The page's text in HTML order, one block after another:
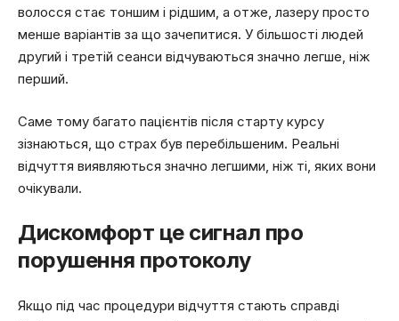
волосся стає тоншим і рідшим, а отже, лазеру просто
менше варіантів за що зачепитися. У більшості людей
другий і третій сеанси відчуваються значно легше, ніж
перший.
Саме тому багато пацієнтів після старту курсу
зізнаються, що страх був перебільшеним. Реальні
відчуття виявляються значно легшими, ніж ті, яких вони
очікували.
Дискомфорт це сигнал про
порушення протоколу
Якщо під час процедури відчуття стають справді